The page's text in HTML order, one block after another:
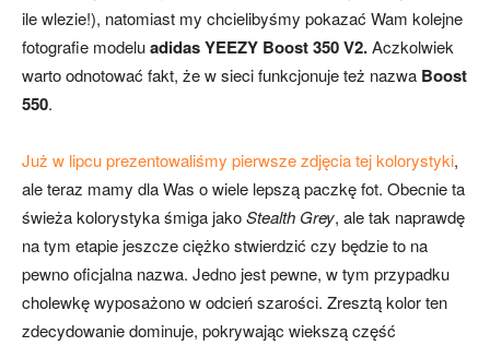
ile wlezie!), natomiast my chcielibyśmy pokazać Wam kolejne
fotografie modeluadidas YEEZY Boost 350 V2.Aczkolwiek
warto odnotować fakt, że w sieci funkcjonuje też nazwa Boost
550.
Już w lipcu prezentowaliśmy pierwsze zdjęcia tej kolorystyki,
ale teraz mamy dla Was o wiele lepszą paczkę fot. Obecnie ta
świeża kolorystyka śmiga jakoStealth Grey, ale tak naprawdę
na tym etapie jeszcze ciężko stwierdzić czy będzie to na
pewno oficjalna nazwa. Jedno jest pewne, w tym przypadku
cholewkę wyposażono w odcień szarości. Zresztą kolor ten
zdecydowanie dominuje, pokrywając wiekszą część